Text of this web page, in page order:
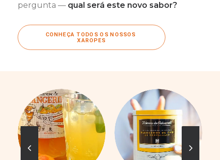
pergunta — qual será este novo sabor?
CONHEÇA TODOS OS NOSSOS
XAROPES